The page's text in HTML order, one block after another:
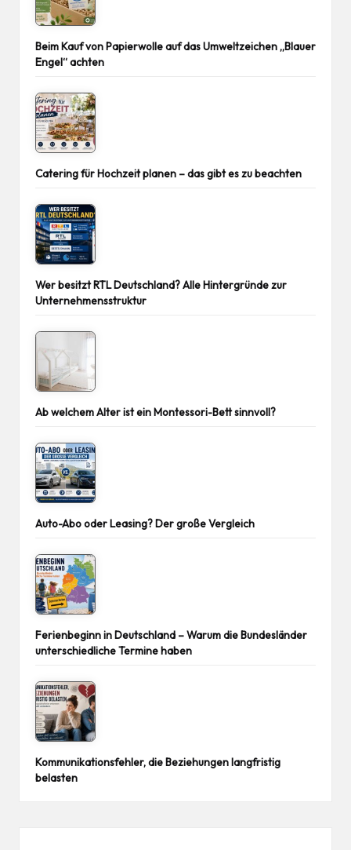
Beim Kauf von Papierwolle auf das Umweltzeichen „Blauer
Engel“ achten
Catering für Hochzeit planen – das gibt es zu beachten
Wer besitzt RTL Deutschland? Alle Hintergründe zur
Unternehmensstruktur
Ab welchem Alter ist ein Montessori-Bett sinnvoll?
Auto-Abo oder Leasing? Der große Vergleich
Ferienbeginn in Deutschland – Warum die Bundesländer
unterschiedliche Termine haben
Kommunikationsfehler, die Beziehungen langfristig
belasten